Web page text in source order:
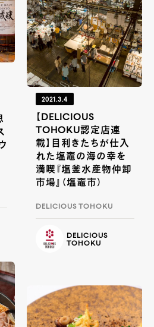
2021.3.4
【DELICIOUS
TOHOKU認定店連
載】目利きたちが仕入
れた塩竈の海の幸を
満喫『塩釜水産物仲卸
市場』（塩竈市）
DELICIOUS TOHOKU
DELICIOUS
TOHOKU